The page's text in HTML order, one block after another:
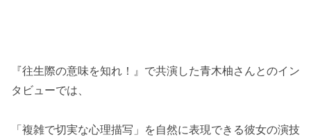
『往生際の意味を知れ！』で共演した青木柚さんとのイン
タビューでは、
「複雑で切実な心理描写」を自然に表現できる彼女の演技